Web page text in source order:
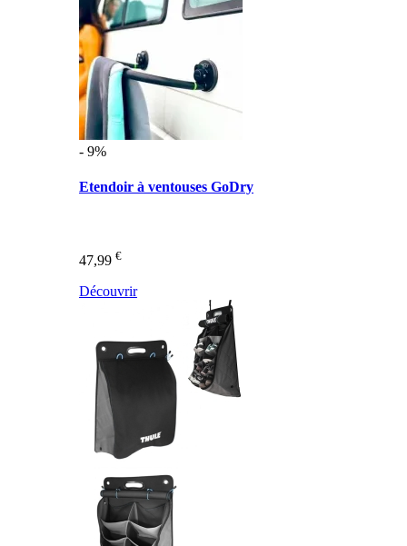
- 9%
Etendoir à ventouses GoDry
47,99 €
Découvrir